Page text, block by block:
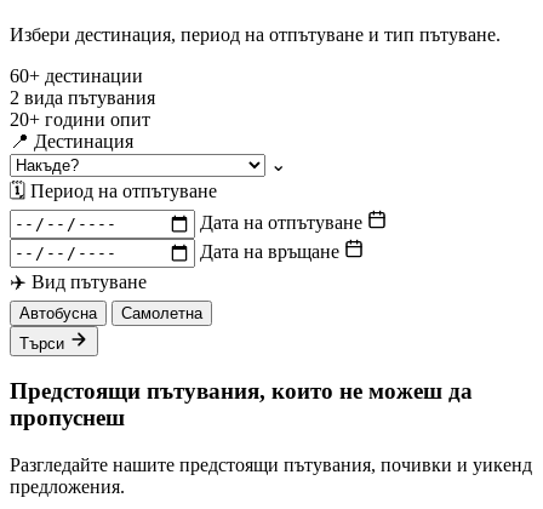
Избери дестинация, период на отпътуване и тип пътуване.
60+ дестинации
2 вида пътувания
20+ години опит
📍 Дестинация
⌄
🗓 Период на отпътуване
Дата на отпътуване
Дата на връщане
✈️ Вид пътуване
Автобусна
Самолетна
Търси
Предстоящи пътувания, които не можеш да
пропуснеш
Разгледайте нашите предстоящи пътувания, почивки и уикенд
предложения.